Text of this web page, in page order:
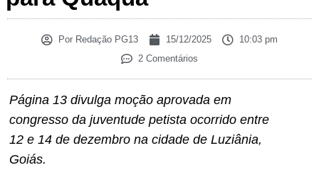
Por Redação PG13 15/12/2025
10:03 pm
2 Comentários
Página 13 divulga moção aprovada em
congresso da juventude petista ocorrido entre
12 e 14 de dezembro na cidade de Luziânia,
Goiás.